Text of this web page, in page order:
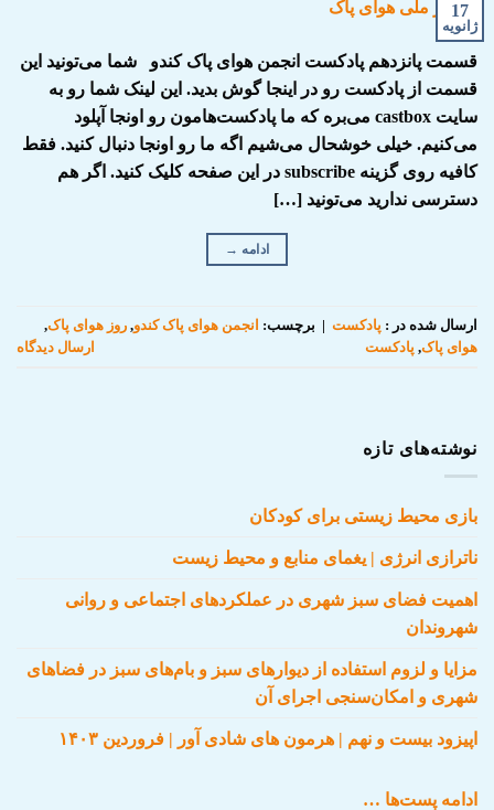
17
ژانویه
قسمت پانزدهم پادکست انجمن هوای پاک کندو شما می‌تونید این
قسمت از پادکست رو در اینجا گوش بدید. این لینک شما رو به
سایت castbox می‌بره که ما پادکست‌هامون رو اونجا آپلود
می‌کنیم. خیلی خوشحال می‌شیم اگه ما رو اونجا دنبال کنید. فقط
کافیه روی گزینه subscribe در این صفحه کلیک کنید. اگر هم
دسترسی ندارید می‌تونید […]
ادامه →
ارسال شده در : پادکست | برچسب: انجمن هوای پاک کندو, روز هوای پاک,
هوای پاک, پادکست ارسال دیدگاه
نوشته‌های تازه
بازی محیط زیستی برای کودکان
ناترازی انرژی | یغمای منابع و محیط زیست
اهمیت فضای سبز شهری در عملکردهای اجتماعی و روانی
شهروندان
مزایا و لزوم استفاده از دیوارهای سبز و بام‌های سبز در فضاهای
شهری و امکان‌سنجی اجرای آن
اپیزود بیست و نهم | هرمون های شادی آور | فروردین ۱۴۰۳
ادامه پست‌ها …